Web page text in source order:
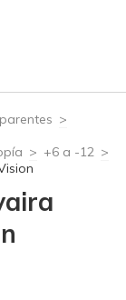
>
> +6 a -12 >